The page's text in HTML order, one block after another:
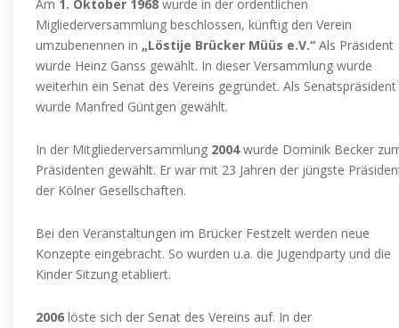
Am 1. Oktober 1968 wurde in der ordentlichen
Migliederversammlung beschlossen, künftig den Verein
umzubenennen in „Löstije Brücker Müüs e.V.“ Als Präsident
wurde Heinz Ganss gewählt. In dieser Versammlung wurde
weiterhin ein Senat des Vereins gegründet. Als Senatspräsident
wurde Manfred Güntgen gewählt.
In der Mitgliederversammlung 2004wurde Dominik Becker
Präsidenten gewählt. Er war mit 23 Jahren der jüngste
der Kölner Gesellschaften.
Bei den Veranstaltungen im Brücker Festzelt werden neue
Konzepte eingebracht. So wurden u.a. die Jugendparty und die
Kinder Sitzung etabliert.
2006 löste sich der Senat des Vereins auf. In der